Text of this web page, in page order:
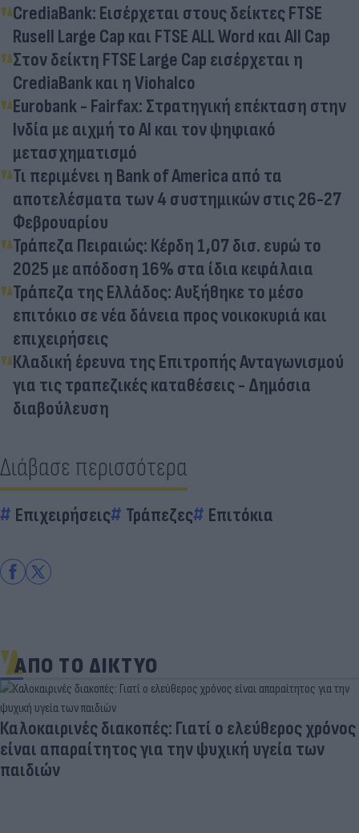
CrediaBank: Εισέρχεται στους δείκτες FTSE
Rusell Large Cap και FTSE ALL Word και All Cap
Στον δείκτη FTSE Large Cap εισέρχεται η
CrediaBank και η Viohalco
Eurobank - Fairfax: Στρατηγική επέκταση στην
Ινδία με αιχμή το AI και τον ψηφιακό
μετασχηματισμό
Τι περιμένει η Bank of America από τα
αποτελέσματα των 4 συστημικών στις 26-27
Φεβρουαρίου
Τράπεζα Πειραιώς: Κέρδη 1,07 δισ. ευρώ το
2025 με απόδοση 16% στα ίδια κεφάλαια
Τράπεζα της Ελλάδος: Αυξήθηκε το μέσο
επιτόκιο σε νέα δάνεια προς νοικοκυριά και
επιχειρήσεις
Κλαδική έρευνα της Επιτροπής Ανταγωνισμού
για τις τραπεζικές καταθέσεις - Δημόσια
διαβούλευση
Διάβασε περισσότερα
Επιχειρήσεις Τράπεζες Επιτόκια
ΑΠΟ ΤΟ ΔΙΚΤΥΟ
Καλοκαιρινές διακοπές: Γιατί ο ελεύθερος χρόνος
είναι απαραίτητος για την ψυχική υγεία των
παιδιών